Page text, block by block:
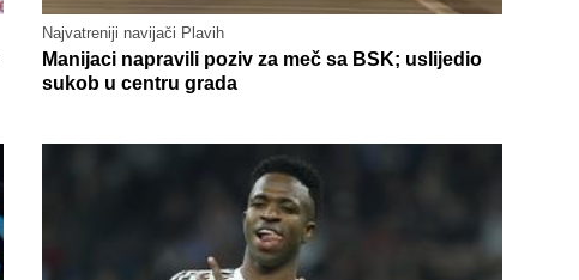
Najvatreniji navijači Plavih
Manijaci napravili poziv za meč sa BSK; uslijedio
sukob u centru grada